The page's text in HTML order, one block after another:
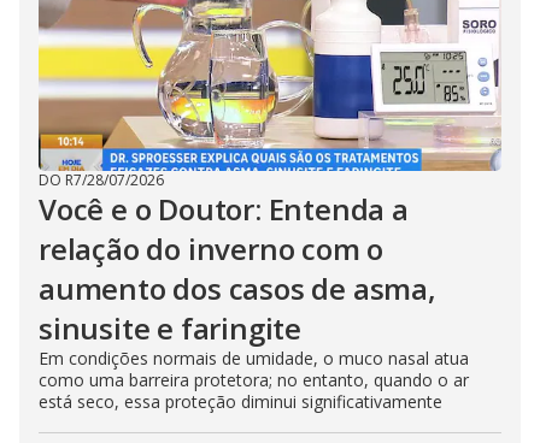
DO R7/28/07/2026
Você e o Doutor: Entenda a
relação do inverno com o
aumento dos casos de asma,
sinusite e faringite
Em condições normais de umidade, o muco nasal atua
como uma barreira protetora; no entanto, quando o ar
está seco, essa proteção diminui significativamente